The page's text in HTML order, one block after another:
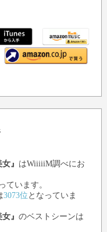
』 はWiiiiiM調べにお
ています。
3073位 となっていま
』 のベストシーンは